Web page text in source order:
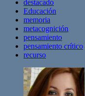
destacado
Educación
memoria
metacognición
pensamiento
pensamiento crítico
recurso